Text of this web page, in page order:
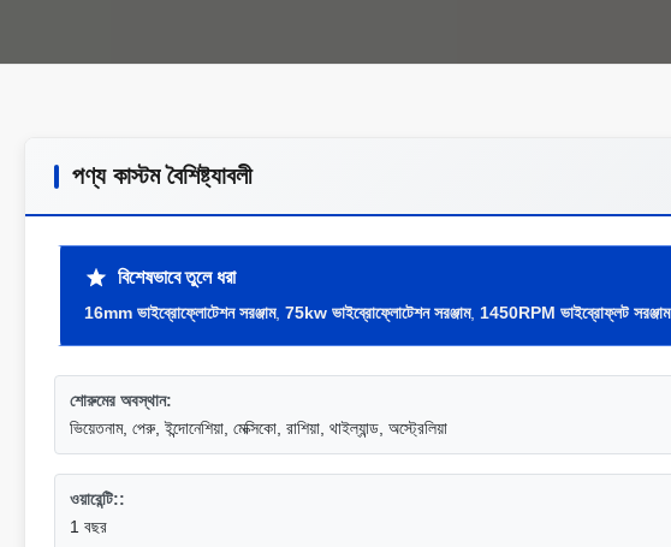
পণ্য কাস্টম বৈশিষ্ট্যাবলী
বিশেষভাবে তুলে ধরা
16mm ভাইব্রোফ্লোটেশন সরঞ্জাম, 75kw ভাইব্রোফ্লোটেশন সরঞ্জাম, 1450RPM ভাইব্রোফ্লট সরঞ্জাম
শোরুমের অবস্থান:
ভিয়েতনাম, পেরু, ইন্দোনেশিয়া, মেক্সিকো, রাশিয়া, থাইল্যান্ড, অস্ট্রেলিয়া
ওয়ারেন্টি::
1 বছর